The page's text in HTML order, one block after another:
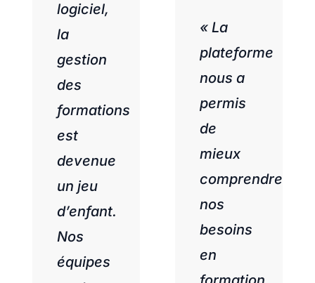
logiciel,
la
gestion
des
formations
est
devenue
un jeu
d’enfant.
Nos
équipes
« La
plateforme
nous a
permis
de
mieux
comprendre
nos
besoins
en